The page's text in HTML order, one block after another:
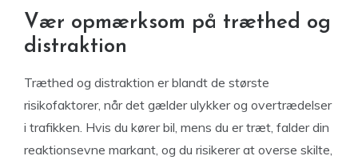
Vær opmærksom på træthed og
distraktion
Træthed og distraktion er blandt de største
risikofaktorer, når det gælder ulykker og overtrædelser
i trafikken. Hvis du kører bil, mens du er træt, falder din
reaktionsevne markant, og du risikerer at overse skilte,